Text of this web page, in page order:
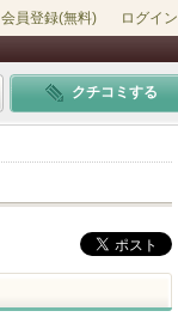
会員登録(無料) ログイン
クチコミする